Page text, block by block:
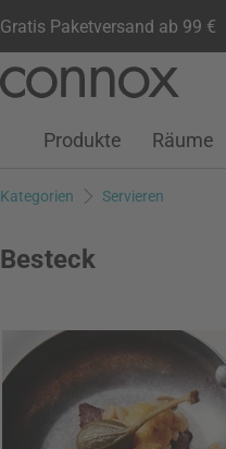
Gratis Paketversand ab 99 €
Kundenkonto
Wunschliste
Warenkorb
Produkte Räume
Kategorien Servieren
Besteck